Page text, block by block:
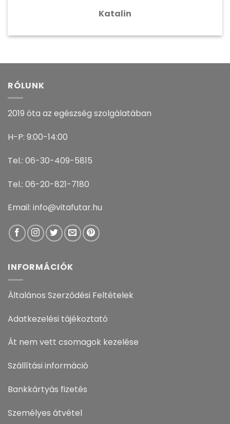
Katalin
RÓLUNK
2019 óta az egészség szolgálatában
H-P: 9:00-14:00
Tel.: 06-30-409-5815
Tel.: 06-20-821-7180
Email: info@vitafutar.hu
INFORMÁCIÓK
Általános Szerződési Feltételek
Adatkezelési tájékoztató
Át nem vett csomagok kezelése
Szállítási információ
Bankkártyás fizetés
Személyes átvétel